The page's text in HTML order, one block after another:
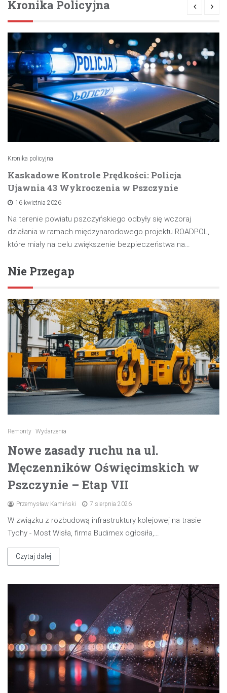
Kronika Policyjna
Kronika policyjna
Kaskadowe Kontrole Prędkości: Policja
Ujawnia 43 Wykroczenia w Pszczynie
16 kwietnia 2026
Na terenie powiatu pszczyńskiego odbyły się wczoraj
działania w ramach międzynarodowego projektu ROADPOL,
które miały na celu zwiększenie bezpieczeństwa na…
Nie Przegap
Remonty Wydarzenia
Nowe zasady ruchu na ul.
Męczenników Oświęcimskich w
Pszczynie – Etap VII
Przemysław Kamiński 7 sierpnia 2026
W związku z rozbudową infrastruktury kolejowej na trasie
Tychy - Most Wisła, firma Budimex ogłosiła,…
Czytaj dalej